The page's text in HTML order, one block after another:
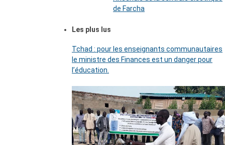
de Farcha
Les plus lus
Tchad : pour les enseignants communautaires
le ministre des Finances est un danger pour
l’éducation.